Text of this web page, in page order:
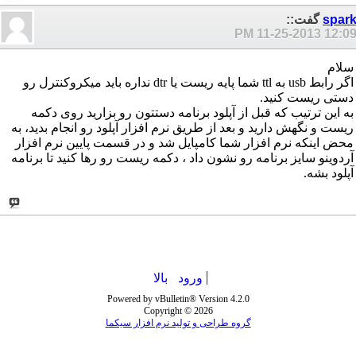
sparkگفت::
11-25-2013 12:09 PM
سلام
اگر رابط usb به ttl شما پایه ریست یا dtr نداره باید میکروکنترل رو
دستی ریست کنید.
به این ترتیب که قبل از آپلود برنامه دستتون رو بزارید روی دکمه
ریست و نگهش دارید و بعد از طریق نرم افزار آپلود رو انجام بدید، به
محض اینکه نرم افزار شما کامپایل شد و در قسمت پایین نرم افزار
آردوینو سایز برنامه رو نشون داد ، دکمه ریست رو رها کنید تا برنامه
آپلود بشه.
ورود بالا
Powered by vBulletin® Version 4.2.0
Copyright © 2026
گروه طراحی و تولید نرم افزار سیکما